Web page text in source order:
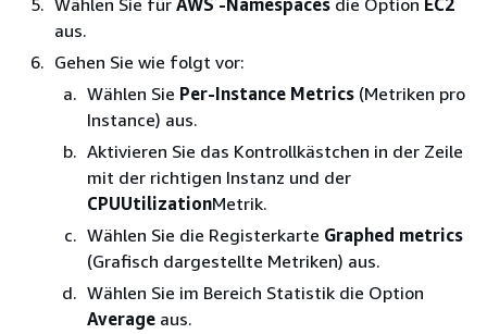
aus.
Gehen Sie wie folgt vor:
Wählen Sie Per-Instance Metrics (Metriken pro
Instance) aus.
Aktivieren Sie das Kontrollkästchen in der Zeile
mit der richtigen Instanz und der
CPUUtilizationMetrik.
Wählen Sie die Registerkarte Graphed metrics
(Grafisch dargestellte Metriken) aus.
Wählen Sie im Bereich Statistik die Option
Average aus.